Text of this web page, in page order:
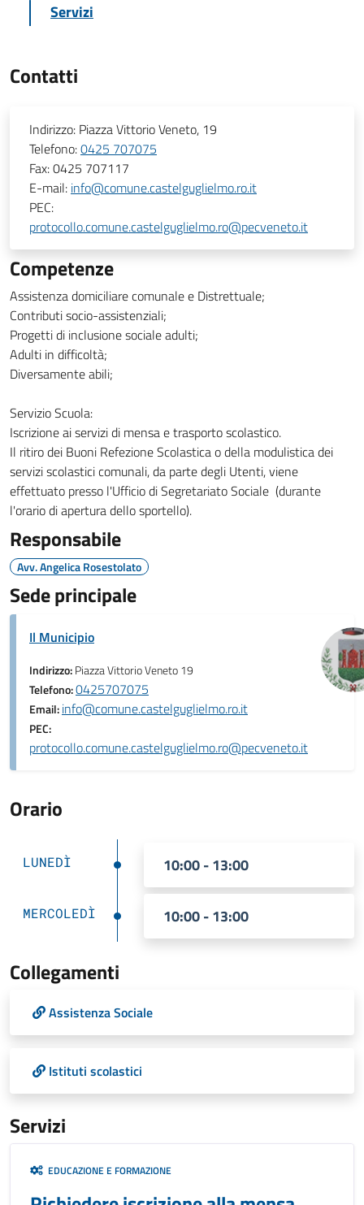
Servizi
Contatti
Indirizzo: Piazza Vittorio Veneto, 19
Telefono:0425 707075
Fax:0425 707117
E-mail: info@comune.castelguglielmo.ro.it
PEC:
protocollo.comune.castelguglielmo.ro@pecveneto.it
Competenze
Assistenza domiciliare comunale e Distrettuale;
Contributi socio-assistenziali;
Progetti di inclusione sociale adulti;
Adulti in difficoltà;
Diversamente abili;
Servizio Scuola:
Iscrizione ai servizi di mensa e trasporto scolastico.
Il ritiro dei Buoni Refezione Scolastica o della modulistica dei
servizi scolastici comunali, da parte degli Utenti, viene
effettuato presso l'Ufficio di Segretariato Sociale (durante
l'orario di apertura dello sportello).
Responsabile
Avv. Angelica Rosestolato
Sede principale
Il Municipio
Indirizzo:Piazza Vittorio Veneto 19
Telefono:0425707075
Email:info@comune.castelguglielmo.ro.it
PEC:
protocollo.comune.castelguglielmo.ro@pecveneto.it
Orario
LUNEDÌ 10:00 - 13:00
MERCOLEDÌ 10:00 - 13:00
Collegamenti
Assistenza Sociale
Istituti scolastici
Servizi
EDUCAZIONE E FORMAZIONE